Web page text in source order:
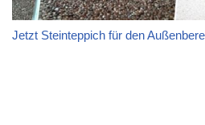
Jetzt Steinteppich für den